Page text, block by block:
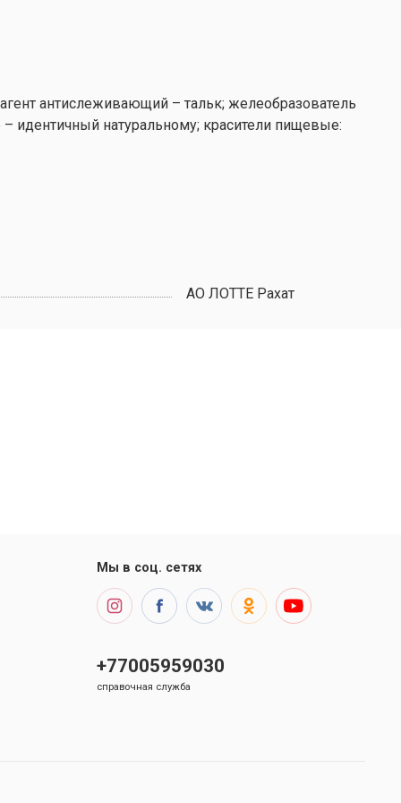
агент антислеживающий – тальк; желеобразователь
идентичный натуральному; красители пищевые:
АО ЛОТТЕ Рахат
Мы в соц. сетях
+77005959030
справочная служба